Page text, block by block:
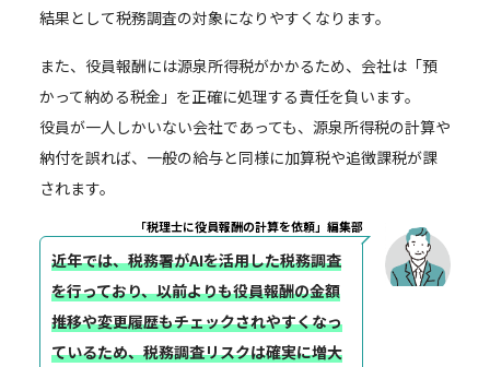
結果として税務調査の対象になりやすくなります。
また、役員報酬には源泉所得税がかかるため、会社は「預
かって納める税金」を正確に処理する責任を負います。
役員が一人しかいない会社であっても、源泉所得税の計算や
納付を誤れば、一般の給与と同様に加算税や追徴課税が課
されます。
「税理士に役員報酬の計算を依頼」編集部
近年では、税務署がAIを活用した税務調査
を行っており、以前よりも役員報酬の金額
推移や変更履歴もチェックされやすくなっ
ているため、税務調査リスクは確実に増大